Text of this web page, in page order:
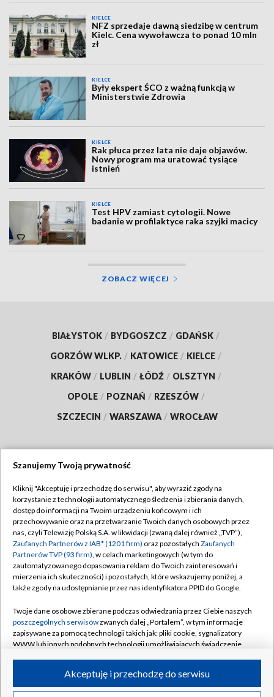
KIELCE
NFZ sprzedaje dawną siedzibę w centrum
Kielc. Cena wywoławcza to ponad 10 mln
zł
KIELCE
Były ekspert ŚCO z ważną funkcją w
Ministerstwie Zdrowia
KIELCE
Rak płuca przez lata nie daje objawów.
Nowy program ma uratować tysiące
istnień
KIELCE
Test HPV zamiast cytologii. Nowe
badanie w profilaktyce raka szyjki macicy
ZOBACZ WIĘCEJ
BIAŁYSTOK / BYDGOSZCZ / GDAŃSK /
GORZÓW WLKP. / KATOWICE / KIELCE /
KRAKÓW / LUBLIN / ŁÓDŹ / OLSZTYN /
OPOLE / POZNAŃ / RZESZÓW /
SZCZECIN / WARSZAWA / WROCŁAW
TVP
Abonament TVP
Emisja w TVP
Centrum informacji TVP
Naziemna Telewizja Cyfrowa
Rada Programowa
System NOS
Informacje o nadawcy
Program dla prasy
Regulamin TVP
Polityka prywatności
Moje zgody
Pomoc
Kontakt
Kanały
©2026 Telewizja Polska S.A. w likwidacji
Szanujemy Twoją prywatność
Kliknij "Akceptuję i przechodzę do serwisu", aby wyrazić zgody na
korzystanie z technologii automatycznego śledzenia i zbierania danych,
dostęp do informacji na Twoim urządzeniu końcowym i ich
przechowywanie oraz na przetwarzanie Twoich danych osobowych przez
nas, czyli Telewizję Polską S.A. w likwidacji (zwaną dalej również „TVP”),
Zaufanych Partnerów z IAB* (1201 firm) oraz pozostałych Zaufanych
Partnerów TVP (93 firm), w celach marketingowych (w tym do
zautomatyzowanego dopasowania reklam do Twoich zainteresowań i
mierzenia ich skuteczności) i pozostałych, które wskazujemy poniżej, a
także zgody na udostępnianie przez nas identyfikatora PPID do Google.
Twoje dane osobowe zbierane podczas odwiedzania przez Ciebie naszych
poszczególnych serwisówzwanych dalej „Portalem”, w tym informacje
zapisywane za pomocą technologii takich jak: pliki cookie, sygnalizatory
WWW lub innych podobnych technologii umożliwiających świadczenie
ruchu w Internecie.Akceptuję i przechodzę do serwisu